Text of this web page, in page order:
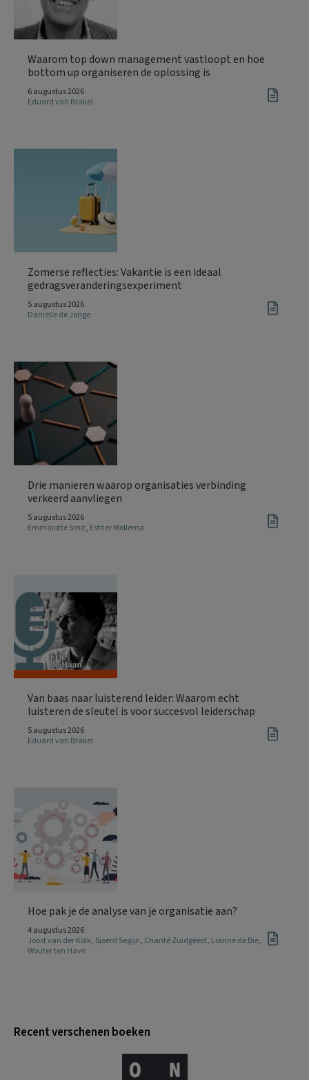
Waarom top down management vastloopt en hoe
bottom up organiseren de oplossing is
6 augustus 2026
Eduard van Brakel
Zomerse reflecties: Vakantie is een ideaal
gedragsveranderingsexperiment
5 augustus 2026
Daniëlle de Jonge
Drie manieren waarop organisaties verbinding
verkeerd aanvliegen
5 augustus 2026
Emmalotte Smit, Esther Mollema
Van baas naar luisterend leider: Waarom echt
luisteren de sleutel is voor succesvol leiderschap
5 augustus 2026
Eduard van Brakel
Hoe pak je de analyse van je organisatie aan?
4 augustus 2026
Joost van der Kolk, Sjoerd Segijn, Chanté Zuidgeest, Lianne de Bie,
Wouter ten Have
Recent verschenen boeken